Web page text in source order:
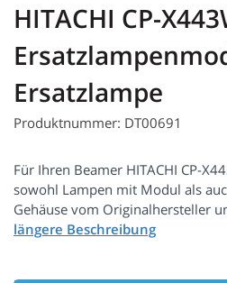
HITACHI CP-
Ersatzlampe
Produktnummer: DT00691
Für Ihren Beamer HITACHI CP-
sowohl Lampen mit Modul als
Gehäuse vom Originalhersteller